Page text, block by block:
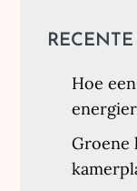
Hoe
Groene